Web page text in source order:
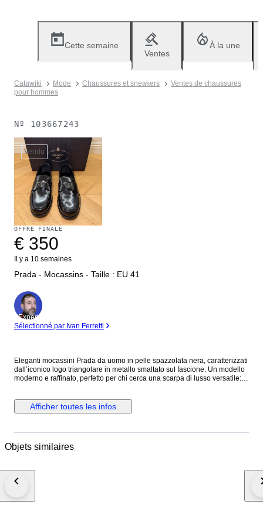
Cette semaine
Ventes
À la une
Catawiki Mode Chaussures et sneakers
Ventes de chaussures
pour hommes
Nº 103667243
Vendu
OFFRE FINALE
€ 350
Il y a 10 semaines
Prada - Mocassins - Taille : EU 41
Expert
Sélectionné par Ivan Ferretti
Eleganti mocassini Prada da uomo in pelle spazzolata nera, caratterizzati
dall’iconico logo triangolare in metallo smaltato sul fascione. Un modello
moderno e raffinato, perfetto per chi cerca una scarpa di lusso versatile:
scatola originale Prada * Presenti codici interni e identificativi che ne
attestano autenticità Dettagli prodotto * Modello: 2DB209 * Colore: Nero *
(circa EU 40/41) * Made in Italy * Interno in pelle con logo * Suola in pelle
Afficher toutes les infos
Objets similaires